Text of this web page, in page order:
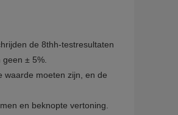
de 8thh-testresultaten
± 5%.
moeten zijn, en de
en beknopte vertoning.